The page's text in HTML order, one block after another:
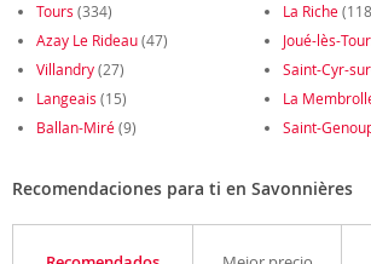
Tours (334) La Riche
Azay Le Rideau(47) Joué-lès-
Villandry(27) Saint-Cyr-
Langeais (15) La
Ballan-Miré(9) Saint-
Recomendaciones para ti en Savonnières